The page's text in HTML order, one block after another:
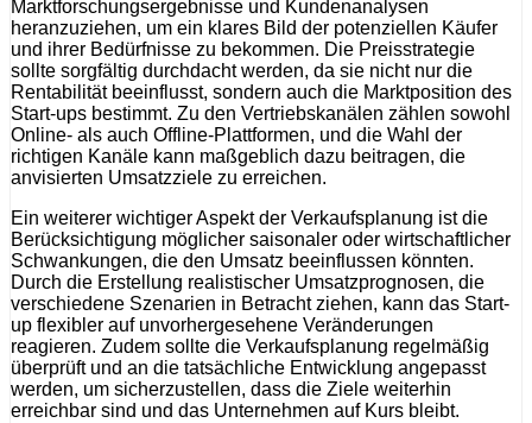
Marktforschungsergebnisse und Kundenanalysen
heranzuziehen, um ein klares Bild der potenziellen Käufer
und ihrer Bedürfnisse zu bekommen. Die Preisstrategie
sollte sorgfältig durchdacht werden, da sie nicht nur die
Rentabilität beeinflusst, sondern auch die Marktposition des
Start-ups bestimmt. Zu den Vertriebskanälen zählen sowohl
Online- als auch Offline-Plattformen, und die Wahl der
richtigen Kanäle kann maßgeblich dazu beitragen, die
anvisierten Umsatzziele zu erreichen.
Ein weiterer wichtiger Aspekt der Verkaufsplanung ist die
Berücksichtigung möglicher saisonaler oder wirtschaftlicher
Schwankungen, die den Umsatz beeinflussen könnten.
Durch die Erstellung realistischer Umsatzprognosen, die
verschiedene Szenarien in Betracht ziehen, kann das Start-
up flexibler auf unvorhergesehene Veränderungen
reagieren. Zudem sollte die Verkaufsplanung regelmäßig
überprüft und an die tatsächliche Entwicklung angepasst
werden, um sicherzustellen, dass die Ziele weiterhin
erreichbar sind und das Unternehmen auf Kurs bleibt.